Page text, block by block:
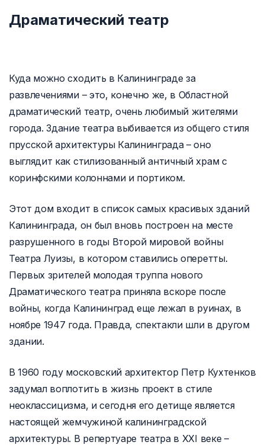
Драматический театр
Куда можно сходить в Калининграде за
развлечениями – это, конечно же, в Областной
драматический театр, очень любимый жителями
города. Здание театра выбивается из общего стиля
прусской архитектуры Калининграда – оно
выглядит как стилизованный античный храм с
коринфскими колоннами и портиком.
Этот дом входит в список самых красивых зданий
Калининграда, он был вновь построен на месте
разрушенного в годы Второй мировой войны
Театра Луизы, в котором ставились оперетты.
Первых зрителей молодая труппа нового
Драматического театра приняла вскоре после
войны, когда Калининград еще лежал в руинах, в
ноябре 1947 года. Правда, спектакли шли в другом
здании.
В 1960 году московский архитектор Петр Кухтенков
задумал воплотить в жизнь проект в стиле
неоклассицизма, и сегодня его детище является
настоящей жемчужиной калининградской
архитектуры. В репертуаре театра в XXI веке –